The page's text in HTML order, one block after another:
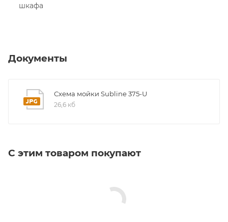
шкафа
Документы
Схема мойки Subline 375-U
26,6 кб
С этим товаром покупают